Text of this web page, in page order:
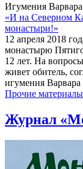
Игумения
«И на Северном
монастыри!»
12 апреля 2018
монастырю
12 лет. На
живет обитель,
игумения
Прочие материалы
Журнал